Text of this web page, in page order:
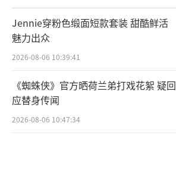
Jennie穿粉色缎面短款套装 甜酷鲜活
魅力出众
2026-08-06 10:39:41
《蜘蛛侠》官方晒荷兰弟打戏花絮 疑回
应替身传闻
2026-08-06 10:47:34